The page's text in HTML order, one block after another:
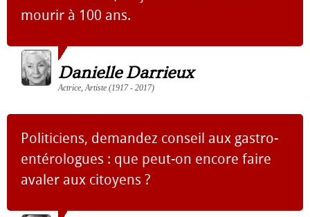
mourir à 100 ans.
Danielle Darrieux
Actrice, Artiste (1917 - 2017)
Politiciens, demandez conseil aux gastro-
entérologues : que peut-on encore faire
avaler aux citoyens ?